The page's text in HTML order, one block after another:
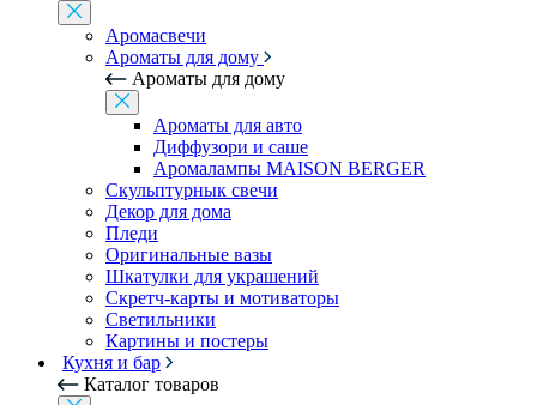
Аромасвечи
Ароматы для дому
Ароматы для дому
Ароматы для авто
Диффузори и саше
Аромалампы MAISON BERGER
Скульптурнык свечи
Декор для дома
Пледи
Оригинальные вазы
Шкатулки для украшений
Скретч-карты и мотиваторы
Светильники
Картины и постеры
Кухня и бар
Каталог товаров